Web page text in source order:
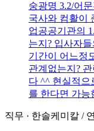
숭광명 3.2/어
국사와 컴활이
업공공기관의
는지? 입사자
기간이 어느정
관계없는지?
다 ^^ 현실적으
를 한다면 가능
직무 · 한솔케미칼 /